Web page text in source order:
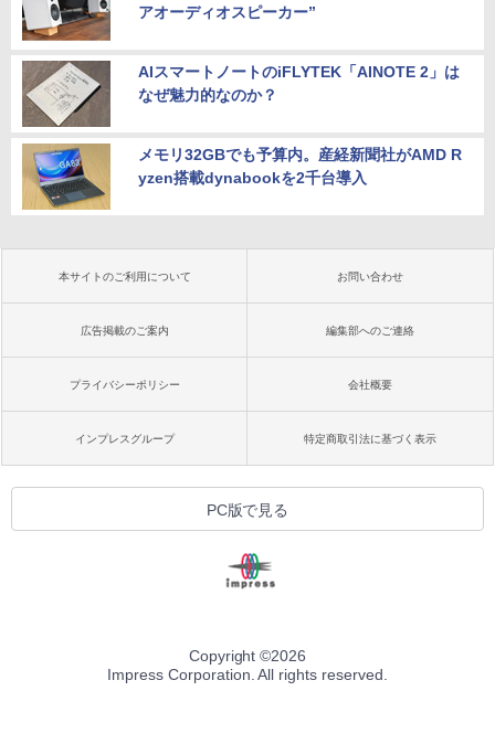
アオーディオスピーカー”
AIスマートノートのiFLYTEK「AINOTE 2」は
なぜ魅力的なのか？
メモリ32GBでも予算内。産経新聞社がAMD R
yzen搭載dynabookを2千台導入
本サイトのご利用について お問い合わせ
広告掲載のご案内 編集部へのご連絡
プライバシーポリシー 会社概要
インプレスグループ 特定商取引法に基づく表示
PC版で見る
Copyright ©2026
Impress Corporation. All rights reserved.